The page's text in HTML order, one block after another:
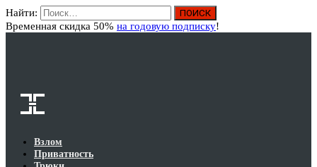
Найти:
Временная скидка 50% на годовую подписку!
Взлом
Приватность